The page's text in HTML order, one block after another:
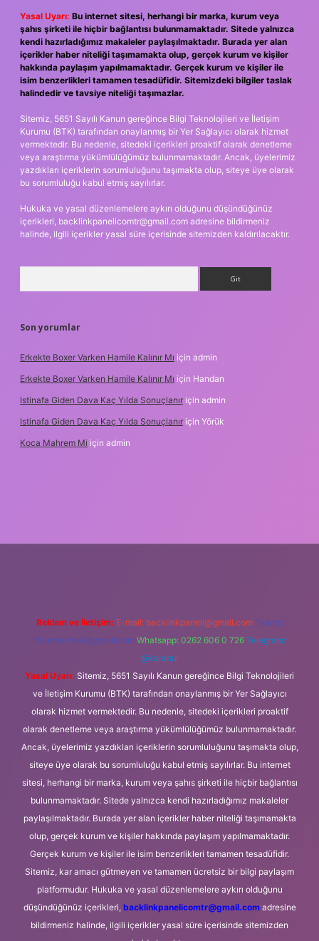
Yasal Uyarı: Bu internet sitesi, herhangi bir marka, kurum veya
şahıs şirketi ile hiçbir bağlantısı bulunmamaktadır. Sitede yalnızca
kendi hazırladığımız makaleler paylaşılmaktadır. Burada yer alan
içerikler haber niteliği taşımamakta olup, gerçek kurum ve kişiler
hakkında paylaşım yapılmamaktadır. Gerçek kurum ve kişiler ile
isim benzerlikleri tamamen tesadüfidir. Sitemizdeki bilgiler taslak
halindedir ve tavsiye niteliği taşımazlar.
Sitemiz, 5651 Sayılı Kanun gereğince Bilgi Teknolojileri ve İletişim
Kurumu (BTK) tarafından onaylanmış bir Yer Sağlayıcı olarak hizmet
vermektedir. Bu nedenle, sitedeki içerikleri proaktif olarak denetleme
veya araştırma yükümlülüğümüz bulunmamaktadır. Ancak, üyelerimiz
yazdıkları içeriklerin sorumluluğunu taşımakta olup, siteye üye olarak
bu sorumluluğu kabul etmiş sayılırlar.
Hukuka ve yasal düzenlemelere aykırı olduğunu düşündüğünüz
içerikleri, backlinkpanelicomtr@gmail.com adresine bildirmeniz
halinde, ilgili içerikler yasal süre içerisinde sitemizden kaldırılacaktır.
Son yorumlar
Erkekte Boxer Varken Hamile Kalınır Mı için admin
Erkekte Boxer Varken Hamile Kalınır Mı için Handan
Istinafa Giden Dava Kaç Yılda Sonuçlanır için admin
Istinafa Giden Dava Kaç Yılda Sonuçlanır için Yörük
Koca Mahrem Mi için admin
Reklam ve İletişim: E-mail: backlinkpaneli@gmail.com Teams:
forumhizmeti@gmail.com Whatsapp: 0262 606 0 726 Telegram:
@karabul
Yasal Uyarı: Sitemiz, 5651 Sayılı Kanun gereğince Bilgi Teknolojileri
ve İletişim Kurumu (BTK) tarafından onaylanmış bir Yer Sağlayıcı
olarak hizmet vermektedir. Bu nedenle, sitedeki içerikleri proaktif
olarak denetleme veya araştırma yükümlülüğümüz bulunmamaktadır.
Ancak, üyelerimiz yazdıkları içeriklerin sorumluluğunu taşımakta olup,
siteye üye olarak bu sorumluluğu kabul etmiş sayılırlar. Bu internet
sitesi, herhangi bir marka, kurum veya şahıs şirketi ile hiçbir bağlantısı
bulunmamaktadır. Sitede yalnızca kendi hazırladığımız makaleler
paylaşılmaktadır. Burada yer alan içerikler haber niteliği taşımamakta
olup, gerçek kurum ve kişiler hakkında paylaşım yapılmamaktadır.
Gerçek kurum ve kişiler ile isim benzerlikleri tamamen tesadüfidir.
Sitemiz, kar amacı gütmeyen ve tamamen ücretsiz bir bilgi paylaşım
platformudur. Hukuka ve yasal düzenlemelere aykırı olduğunu
düşündüğünüz içerikleri, backlinkpanelicomtr@gmail.comadresine
bildirmeniz halinde, ilgili içerikler yasal süre içerisinde sitemizden